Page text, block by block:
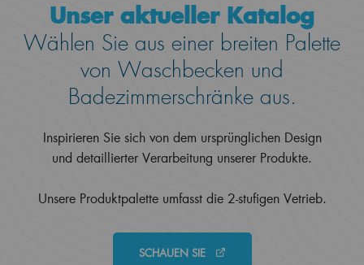
Unser aktueller Katalog
Wählen Sie aus einer breiten Palette
von Waschbecken und
Badezimmerschränke aus.
Inspirieren Sie sich von dem ursprünglichen Design
und detaillierter Verarbeitung unserer Produkte.
Unsere Produktpalette umfasst die 2-stufigen Vetrieb.
SCHAUEN SIE